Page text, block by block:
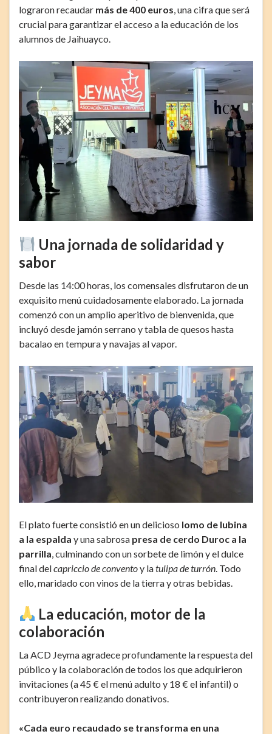
lograron recaudar más de 400 euros, una cifra que será
crucial para garantizar el acceso a la educación de los
alumnos de Jaihuayco.
Una jornada de solidaridad y
sabor
Desde las 14:00 horas, los comensales disfrutaron de un
exquisito menú cuidadosamente elaborado. La jornada
comenzó con un amplio aperitivo de bienvenida, que
incluyó desde jamón serrano y tabla de quesos hasta
bacalao en tempura y navajas al vapor.
El plato fuerte consistió en un delicioso lomo de lubina
a la espalda y una sabrosa presa de cerdo Duroc a la
parrilla, culminando con un sorbete de limón y el dulce
final delcapriccio de conventoy latulipa de turrón. Todo
ello, maridado con vinos de la tierra y otras bebidas.
La educación, motor de la
colaboración
La ACD Jeyma agradece profundamente la respuesta del
público y la colaboración de todos los que adquirieron
invitaciones (a 45 € el menú adulto y 18 € el infantil) o
contribuyeron realizando donativos.
«Cada euro recaudado se transforma en una